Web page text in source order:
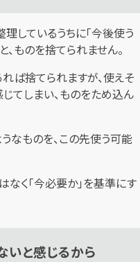
しているうちに「今後使う
、ものを捨てられません。
ば捨てられますが、使えそ
てしまい、ものをため込ん
なものを、この先使う可能
なく「今必要か」を基準にす
いと感じるから